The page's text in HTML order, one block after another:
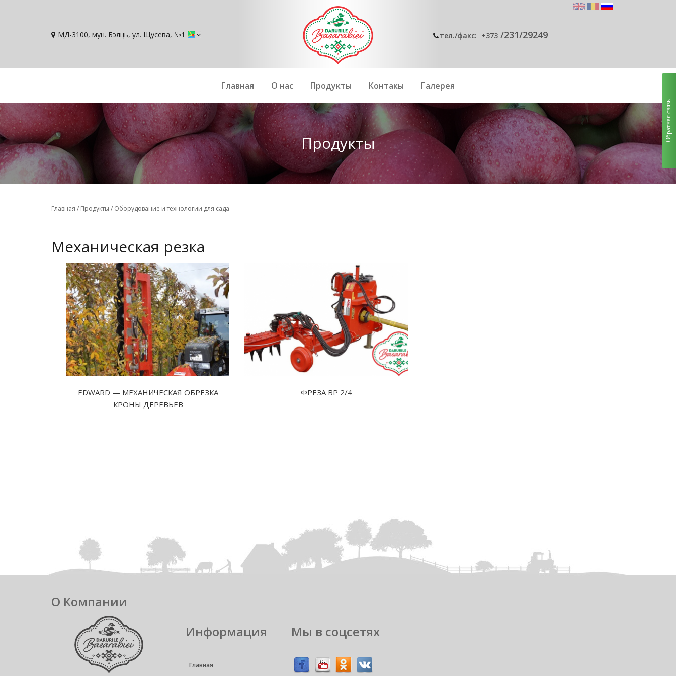
МД-3100, мун. Бэлць, ул. Щусева, №1 тел./факс: +373 /231/29249
Главная О нас Продукты Контакы Галерея
Продукты
Вы здесь
Главная / Продукты / Оборудование и технологии для сада
Механическая резка
EDWARD — МЕХАНИЧЕСКАЯ ОБРЕЗКА
КРОНЫ ДЕРЕВЬЕВ
ФРЕЗА BP 2/4
О Компании
Информация
Главная
Мы в соцсетях
Обратная связь